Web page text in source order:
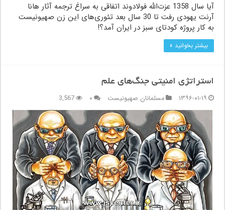
آیا سال 1358 عزت‌الله فولادوند اتفاقی به سراغ ترجمه آثار هانا
آرنت یهودی رفت تا 30 سال بعد تئوری‌های این زن صهیونیست
به کار پروژه کودتای سبز در ایران آمد؟!
بیشتر بخوانید »
استراتژی امنیتی جنگ‌های علم
۱۳۹۶-۰۱-۱۹
مسلمانان صهیونیست ۰ 3,567